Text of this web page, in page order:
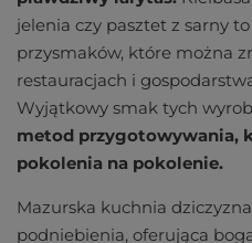
jelenia czy pasztet z sarny
przysmaków, które można
restauracjach i
Wyjątkowy smak tych
metod przygotowywania,
pokolenia na pokolenie.
Mazurska kuchnia
podniebienia, oferująca